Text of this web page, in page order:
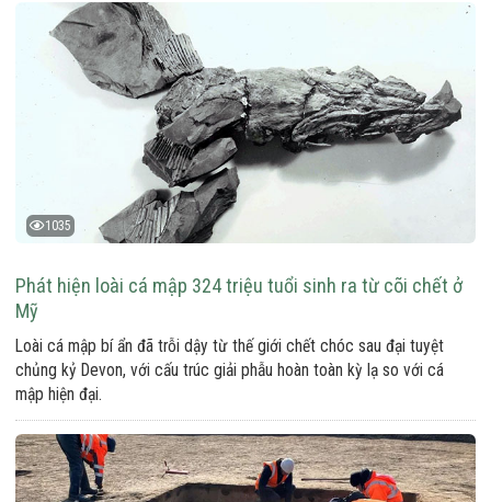
1035
Phát hiện loài cá mập 324 triệu tuổi sinh ra từ cõi chết ở
Mỹ
Loài cá mập bí ẩn đã trỗi dậy từ thế giới chết chóc sau đại tuyệt
chủng kỷ Devon, với cấu trúc giải phẫu hoàn toàn kỳ lạ so với cá
mập hiện đại.